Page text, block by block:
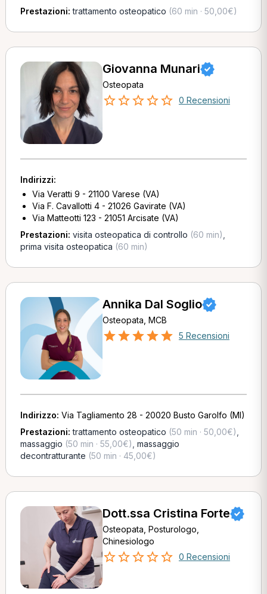
Prestazioni:trattamento osteopatico (60 min · 50,00€)
Giovanna Munari
Osteopata
0 Recensioni
Indirizzi:
Via Veratti 9 - 21100 Varese (VA)
Via F. Cavallotti 4 - 21026 Gavirate (VA)
Via Matteotti 123 - 21051 Arcisate (VA)
Prestazioni: visita osteopatica di controllo (60 min)
prima visita osteopatica (60 min)
Annika Dal Soglio
Osteopata, MCB
5 Recensioni
Indirizzo: Via Tagliamento 28 - 20020 Busto Garolfo (MI)
Prestazioni:trattamento osteopatico (50 min · 50,00€)
massaggio (50 min · 55,00€) massaggio
decontratturante (50 min · 45,00€)
Dott.ssa Cristina Forte
Osteopata, Posturologo,
Chinesiologo
0 Recensioni